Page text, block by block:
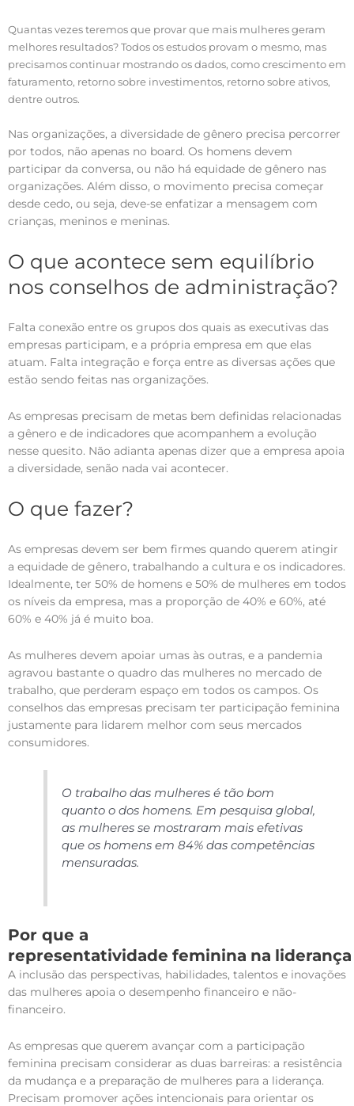
Quantas vezes teremos que provar que mais mulheres geram
melhores resultados? Todos os estudos provam o mesmo, mas
precisamos continuar mostrando os dados, como crescimento em
faturamento, retorno sobre investimentos, retorno sobre ativos,
dentre outros.
Nas organizações, a diversidade de gênero precisa percorrer
por todos, não apenas no board. Os homens devem
participar da conversa, ou não há equidade de gênero nas
organizações. Além disso, o movimento precisa começar
desde cedo, ou seja, deve-se enfatizar a mensagem com
crianças, meninos e meninas.
O que acontece sem equilíbrio
nos conselhos de administração?
Falta conexão entre os grupos dos quais as executivas das
empresas participam, e a própria empresa em que elas
atuam. Falta integração e força entre as diversas ações que
estão sendo feitas nas organizações.
As empresas precisam de metas bem definidas relacionadas
a gênero e de indicadores que acompanhem a evolução
nesse quesito. Não adianta apenas dizer que a empresa apoia
a diversidade, senão nada vai acontecer.
O que fazer?
As empresas devem ser bem firmes quando querem atingir
a equidade de gênero, trabalhando a cultura e os indicadores.
Idealmente, ter 50% de homens e 50% de mulheres em todos
os níveis da empresa, mas a proporção de 40% e 60%, até
60% e 40% já é muito boa.
As mulheres devem apoiar umas às outras, e a pandemia
agravou bastante o quadro das mulheres no mercado de
trabalho, que perderam espaço em todos os campos. Os
conselhos das empresas precisam ter participação feminina
justamente para lidarem melhor com seus mercados
consumidores.
O trabalho das mulheres é tão bom
quanto o dos homens. Em pesquisa global,
as mulheres se mostraram mais efetivas
que os homens em 84% das competências
mensuradas.
Por que a
representatividade feminina na liderança
A inclusão das perspectivas, habilidades, talentos e inovações
das mulheres apoia o desempenho financeiro e não-
financeiro.
As empresas que querem avançar com a participação
feminina precisam considerar as duas barreiras: a resistência
da mudança e a preparação de mulheres para a liderança.
Precisam promover ações intencionais para orientar os